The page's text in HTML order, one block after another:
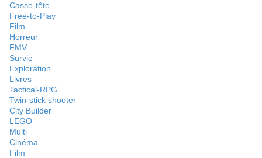
Casse-tête
Free-to-Play
Film
Horreur
FMV
Survie
Exploration
Livres
Tactical-RPG
Twin-stick shooter
City Builder
LEGO
Multi
Cinéma
Film